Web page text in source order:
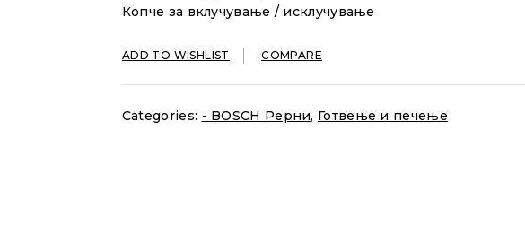
Копче за вклучување / исклучување
ADD TO WISHLIST COMPARE
Categories: - BOSCH Рерни, Готвење и печење